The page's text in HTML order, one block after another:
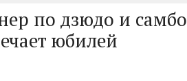
по дзюдо и самбо
юбилей